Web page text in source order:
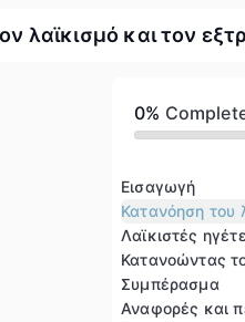
λαϊκισμό και τον
0%
Εισαγωγή
Κατανόηση του
Λαϊκιστές
Κατανοώντας
Συμπέρασμα
Αναφορές και